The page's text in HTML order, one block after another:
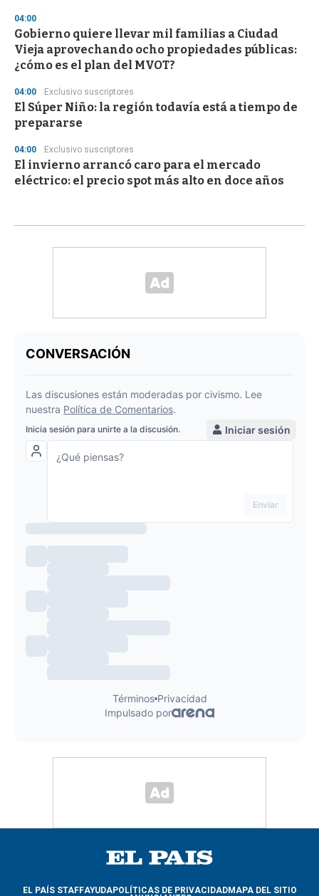
04:00
Gobierno quiere llevar mil familias a Ciudad
Vieja aprovechando ocho propiedades públicas:
¿cómo es el plan del MVOT?
04:00 Exclusivo suscriptores
El Súper Niño: la región todavía está a tiempo de
prepararse
04:00 Exclusivo suscriptores
El invierno arrancó caro para el mercado
eléctrico: el precio spot más alto en doce años
EL PAÍS STAFFAYUDAPOLÍTICAS DE PRIVACIDADMAPA DEL SITIO